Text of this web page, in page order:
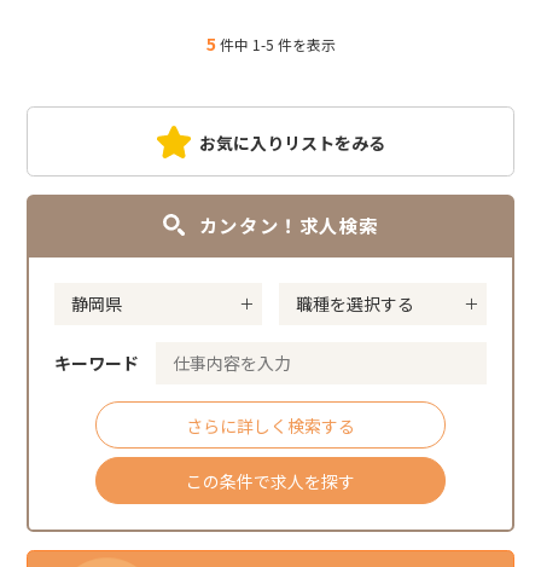
5件中 1-5 件を表示
お気に入りリストをみる
カンタン！求人検索
キーワード
さらに詳しく検索する
この条件で求人を探す